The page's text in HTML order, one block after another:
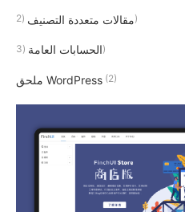
مقالات متعددة التصنيف(2)
الحسابات العامة(3)
ملحق WordPress (2)